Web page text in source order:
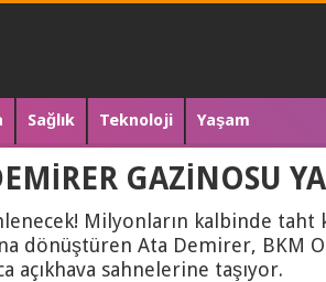
Sağlık Teknoloji Yaşam
GAZİNOSU
Milyonların kalbinde
dönüştüren Ata Demirer, BKM
açıkhava sahnelerine taşıyor.